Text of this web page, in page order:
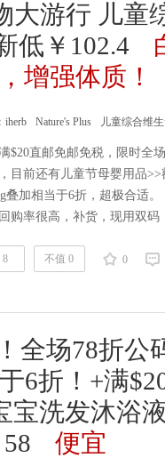
大游行 儿
低￥102.4
增强体质！
iherb Nature's Plus 儿童综合维
$20直邮免邮免税，限时全
目前还有儿童节母婴用品
叠加相当于6折，超极合适
购率很高，补货，现用双
平均1天才￥1.13。iherb购买
8 不值 0 0
全场78折公
6折！+满
宝洗发沐浴
便宜